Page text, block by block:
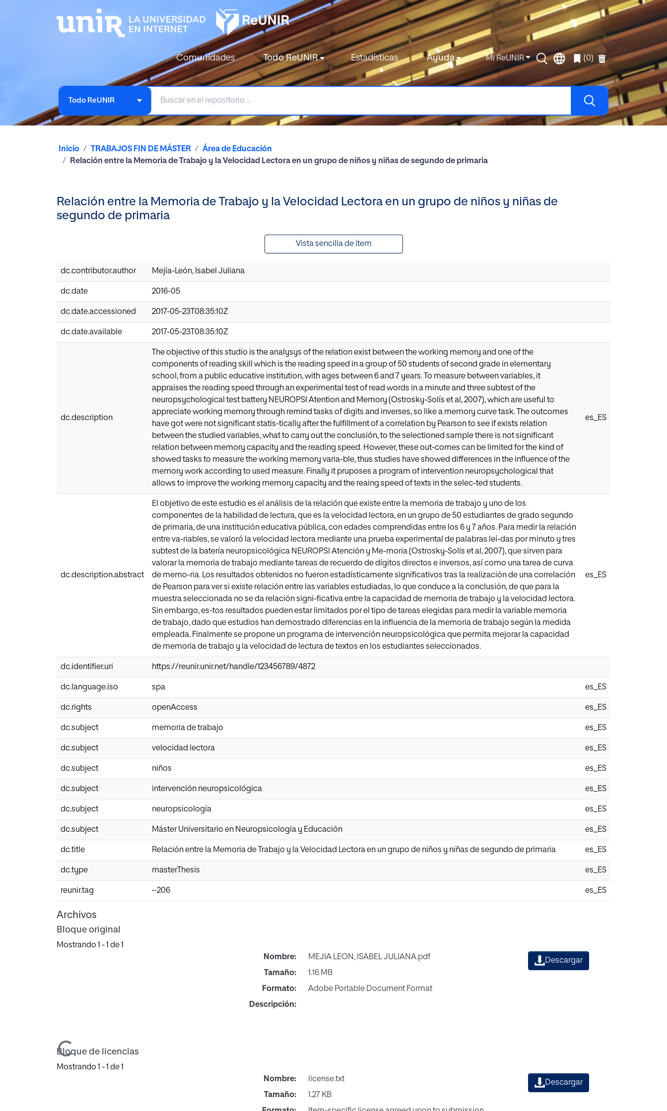
Comunidades Todo ReUNIR Estadísticas Ayuda Mi ReUNIR (0)
Todo ReUNIR
Inicio TRABAJOS FIN DE MÁSTER
Área de Educación
Relación entre la Memoria de Trabajo y la Velocidad Lectora en un grupo de niños y niñas de segundo de primaria
Relación entre la Memoria de Trabajo y la Velocidad Lectora en un grupo de niños y niñas de
segundo de primaria
Vista sencilla de ítem
dc.contributor.author Mejía-León, Isabel Juliana
dc.date 2016-05
dc.date.accessioned 2017-05-23T08:35:10Z
dc.date.available 2017-05-23T08:35:10Z
dc.description
The objective of this studio is the analysys of the relation exist between the working memory and one of the
components of reading skill which is the reading speed in a group of 50 students of second grade in elementary
school, from a public educative institution, with ages between 6 and 7 years. To measure between variables, it
appraises the reading speed through an experimental test of read words in a minute and three subtest of the
neuropsychological test battery NEUROPSI Atention and Memory (Ostrosky-Solís et al, 2007), which are useful to
appreciate working memory through remind tasks of digits and inverses, so like a memory curve task. The outcomes
have got were not significant statis-tically after the fulfillment of a correlation by Pearson to see if exists relation
between the studied variables, what to carry out the conclusión, to the selectioned sample there is not significant
relation between memory capacity and the reading speed. However, these out-comes can be limited for the kind of
showed tasks to measure the working memory varia-ble, thus studies have showed differences in the influence of the
memory work according to used measure. Finally it pruposes a program of intervention neuropsychological that
allows to improve the working memory capacity and the reaing speed of texts in the selec-ted students.
es_ES
dc.description.abstract
El objetivo de este estudio es el análisis de la relación que existe entre la memoria de trabajo y uno de los
componentes de la habilidad de lectura, que es la velocidad lectora, en un grupo de 50 estudiantes de grado segundo
de primaria, de una institución educativa pública, con edades comprendidas entre los 6 y 7 años. Para medir la relación
entre va-riables, se valoró la velocidad lectora mediante una prueba experimental de palabras leí-das por minuto y tres
subtest de la batería neuropsicológica NEUROPSI Atención y Me-moria (Ostrosky-Solís et al, 2007), que sirven para
valorar la memoria de trabajo mediante tareas de recuerdo de dígitos directos e inversos, así como una tarea de curva
de memo-ria. Los resultados obtenidos no fueron estadísticamente significativos tras la realización de una correlación
de Pearson para ver si existe relación entre las variables estudiadas, lo que conduce a la conclusión, de que para la
muestra seleccionada no se da relación signi-ficativa entre la capacidad de memoria de trabajo y la velocidad lectora.
Sin embargo, es-tos resultados pueden estar limitados por el tipo de tareas elegidas para medir la variable memoria
de trabajo, dado que estudios han demostrado diferencias en la influencia de la memoria de trabajo según la medida
empleada. Finalmente se propone un programa de intervención neuropsicológica que permita mejorar la capacidad
de memoria de trabajo y la velocidad de lectura de textos en los estudiantes seleccionados.
es_ES
dc.identifier.uri https://reunir.unir.net/handle/123456789/4872
dc.language.iso spa es_ES
dc.rights openAccess es_ES
dc.subject memoria de trabajo es_ES
dc.subject velocidad lectora es_ES
dc.subject niños es_ES
dc.subject intervención neuropsicológica es_ES
dc.subject neuropsicología es_ES
dc.subject Máster Universitario en Neuropsicología y Educación es_ES
dc.title Relación entre la Memoria de Trabajo y la Velocidad Lectora en un grupo de niños y niñas de segundo de primaria es_ES
dc.type masterThesis es_ES
reunir.tag ~206 es_ES
Archivos
Bloque original
Mostrando 1 - 1 de 1
Cargando...
Nombre:
MEJIA LEON, ISABEL JULIANA.pdf
Tamaño:
1.16 MB
Formato:
Adobe Portable Document Format
Descripción:
Descargar
Bloque de licencias
Mostrando 1 - 1 de 1
Nombre:
license.txt
Tamaño:
1.27 KB
Descargar